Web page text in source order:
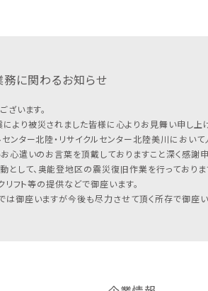
に関わるお知らせ
います。
より被災されました皆様に心よりお見舞い申し
ンター北陸・リサイクルセンター北陸美川にお
心遣いのお言葉を頂戴しておりますこと深く感謝
して、奥能登地区の震災復旧作業を行っており
フト等の提供などで御座います。
御座いますが今後も尽力させて頂く所存で御座